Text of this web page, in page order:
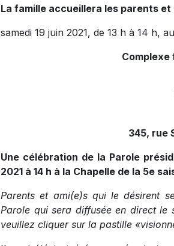
La famille accueillera les parents
samedi 19 juin 2021, de 13 h à 14 h,
Complexe
345, rue
Une célébration de la Parole
2021 à 14 h à la Chapelle de la 5e
Parents et ami(e)s qui le désirent
Parole qui sera diffusée en direct le
veuillez cliquer sur la pastille